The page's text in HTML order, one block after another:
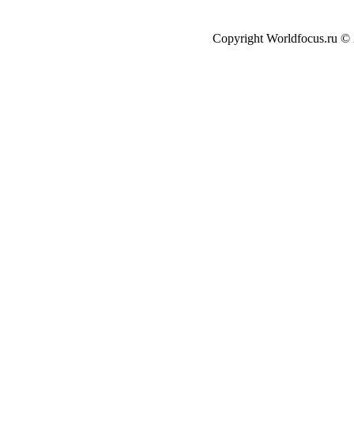
Copyright Worldfocus.ru ©